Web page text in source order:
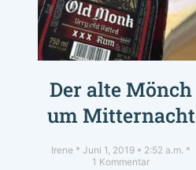
Der alte Mönch
um Mitternacht
Irene Juni 1, 2019
2:52 a.m.
1 Kommentar